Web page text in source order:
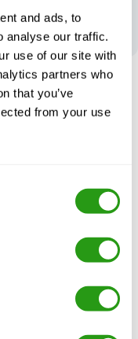
and ads, to
analyse our traffic.
use of our site with
partners who
that you’ve
from your use
sin prepago